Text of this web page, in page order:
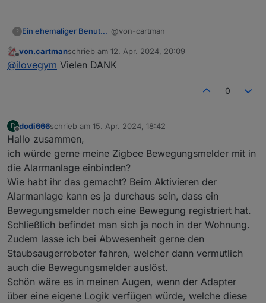
? Ein ehemaliger Benutzer @von-cartman
falscher Tab, wo du bist, gehts ja nur
um die Alexa Ansagen, geh einfach in
da dein Command, Script oder was
Offline
von.cartmanschrieb am 12. Apr. 2024, 20:09
zuletzt editiert von
@ilovegym Vielen DANK
0
D
Offline
dodi666schrieb am 15. Apr. 2024, 18:42
zuletzt editiert von
Hallo zusammen,
ich würde gerne meine Zigbee Bewegungsmelder mit in
die Alarmanlage einbinden?
Wie habt ihr das gemacht? Beim Aktivieren der
Alarmanlage kann es ja durchaus sein, dass ein
Bewegungsmelder noch eine Bewegung registriert hat.
Schließlich befindet man sich ja noch in der Wohnung.
Zudem lasse ich bei Abwesenheit gerne den
Staubsaugerroboter fahren, welcher dann vermutlich
auch die Bewegungsmelder auslöst.
Schön wäre es in meinen Augen, wenn der Adapter
über eine eigene Logik verfügen würde, welche diese